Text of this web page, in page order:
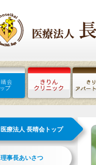
医療法人 長晴会トップ
理事長あいさつ